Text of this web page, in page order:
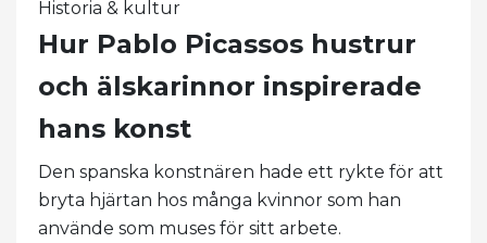
Historia & kultur
Hur Pablo Picassos hustrur
och älskarinnor inspirerade
hans konst
Den spanska konstnären hade ett rykte för att
bryta hjärtan hos många kvinnor som han
använde som muses för sitt arbete.